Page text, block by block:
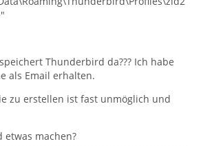
Thunderbird da??? Ich habe
als Email erhalten.
zu erstellen ist fast unmöglich und
etwas machen?